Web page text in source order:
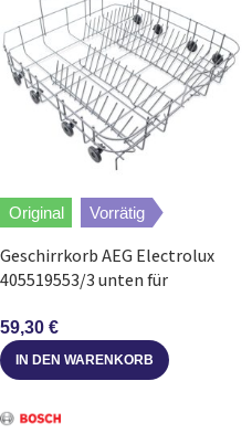
Original Vorrätig
Geschirrkorb AEG Electrolux
405519553/3 unten für
59,30 €
IN DEN WARENKORB